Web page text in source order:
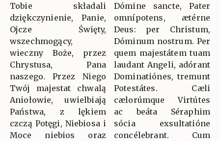
Tobie składali
dziękczynienie, Panie,
Ojcze Święty,
wszechmogący,
wieczny Boże, przez
Chrystusa, Pana
naszego. Przez Niego
Twój majestat chwalą
Aniołowie, uwielbiają
Państwa, z lękiem
czczą Potęgi, Niebiosa i
Moce niebios oraz
Dómine sancte, Pater
omnípotens, ætérne
Deus: per Christum,
Dóminum nostrum. Per
quem majestátem tuam
laudant Angeli, adórant
Dominatiónes, tremunt
Potestátes. Cæli
cælorúmque Virtútes
ac beáta Séraphim
sócia exsultatióne
concélebrant. Cum